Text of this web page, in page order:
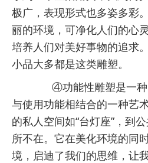
极广，表现形式也多姿多彩
丽的环境，可净化人们的心
培养人们对美好事物的追求
小品大多都是这类雕塑。
④功能性雕塑是一种
与使用功能相结合的一种艺
的私人空间如“台灯座”，到
所不在。它在美化环境的同
境，启迪了我们的思维，让